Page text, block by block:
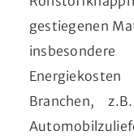
gestiegenen
Branchen,